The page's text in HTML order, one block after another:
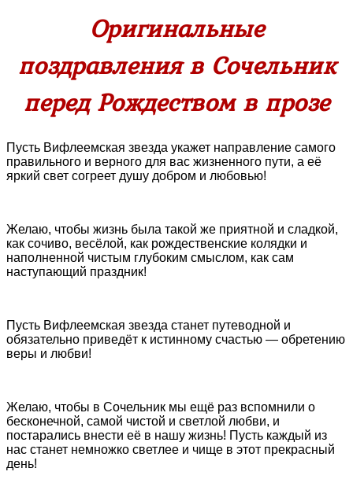
Оригинальные
поздравления в Сочельник
перед Рождеством в прозе
Пусть Вифлеемская звезда укажет направление самого
правильного и верного для вас жизненного пути, а её
яркий свет согреет душу добром и любовью!
Желаю, чтобы жизнь была такой же приятной и сладкой,
как сочиво, весёлой, как рождественские колядки и
наполненной чистым глубоким смыслом, как сам
наступающий праздник!
Пусть Вифлеемская звезда станет путеводной и
обязательно приведёт к истинному счастью — обретению
веры и любви!
Желаю, чтобы в Сочельник мы ещё раз вспомнили о
бесконечной, самой чистой и светлой любви, и
постарались внести её в нашу жизнь! Пусть каждый из
нас станет немножко светлее и чище в этот прекрасный
день!